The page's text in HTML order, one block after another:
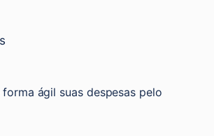
ágil suas despesas pelo